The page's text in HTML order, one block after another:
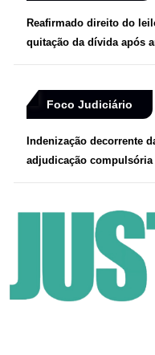
Reafirmado direito do
quitação da dívida após
Foco Judiciário
Indenização decorrente
adjudicação compulsória